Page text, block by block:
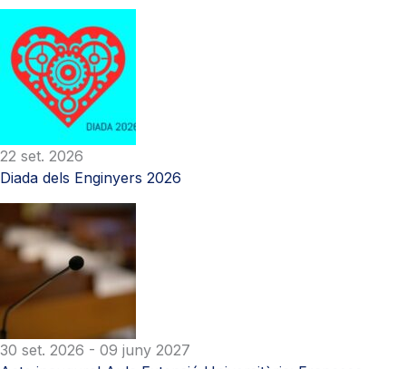
22 set. 2026
Diada dels Enginyers 2026
30 set. 2026 - 09 juny 2027